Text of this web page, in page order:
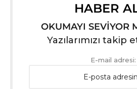
HABER
OKUMAYI SEVİYOR
Yazılarımızı takip
E-mail adresi: